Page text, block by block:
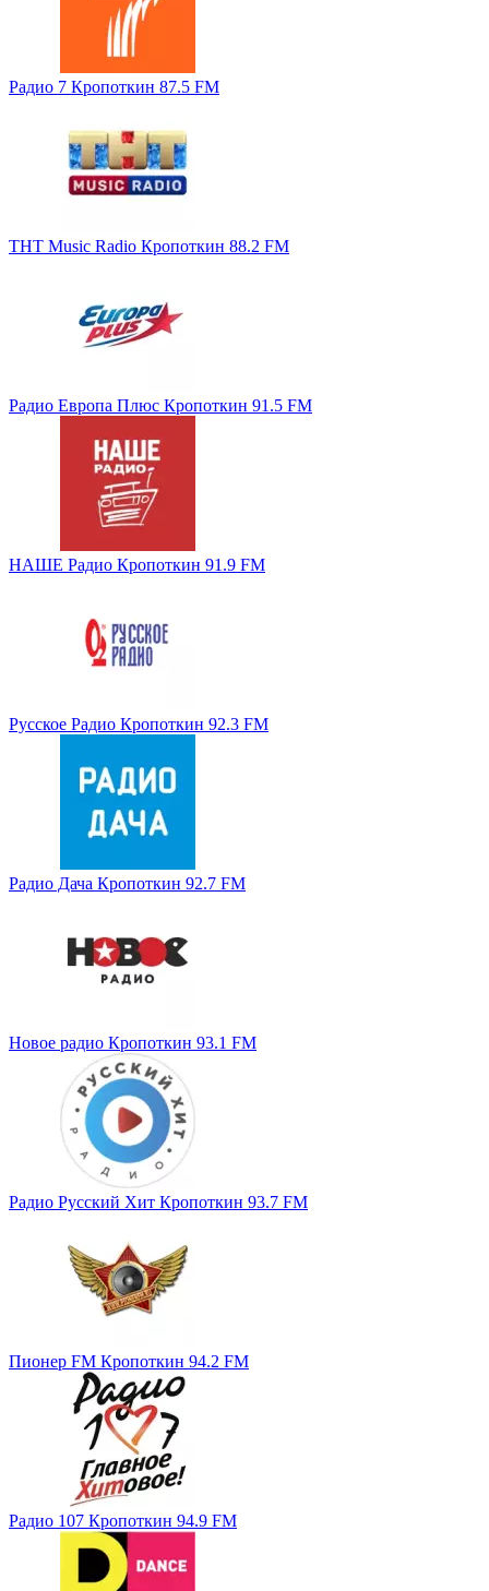
Радио 7 Кропоткин 87.5 FM
ТНТ Music Radio Кропоткин 88.2 FM
Радио Европа Плюс Кропоткин 91.5 FM
НАШЕ Радио Кропоткин 91.9 FM
Русское Радио Кропоткин 92.3 FM
Радио Дача Кропоткин 92.7 FM
Новое радио Кропоткин 93.1 FM
Радио Русский Хит Кропоткин 93.7 FM
Пионер FM Кропоткин 94.2 FM
Радио 107 Кропоткин 94.9 FM